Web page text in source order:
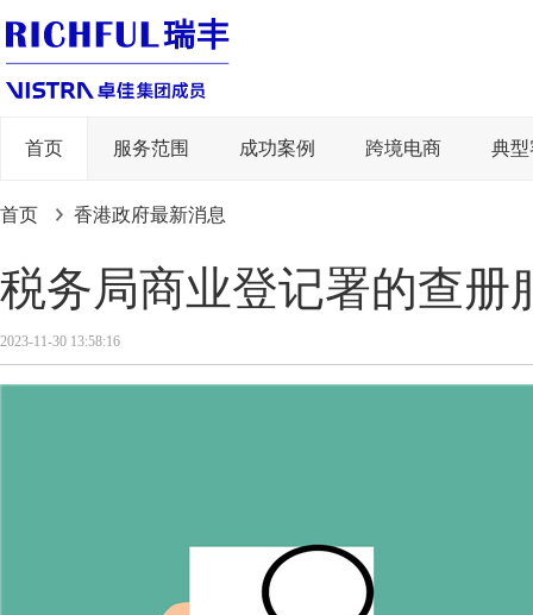
首页 服务范围 成功案例 跨境电商 典
首页 香港政府最新消息
税务局商业登记署的查册
2023-11-30 13:58:16